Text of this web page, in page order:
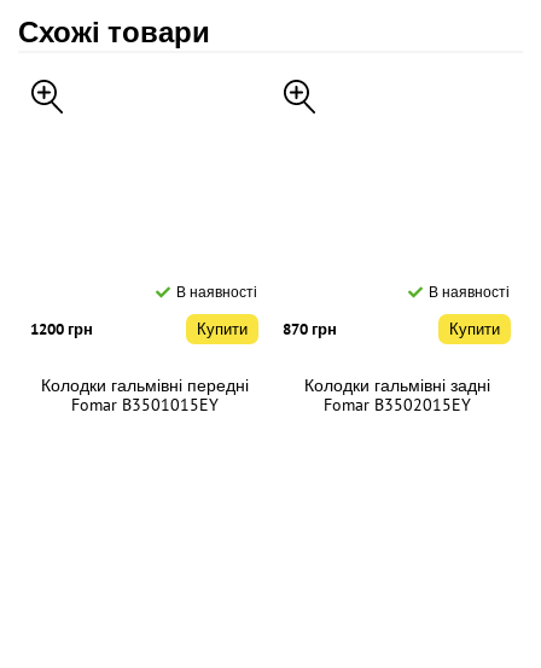
Схожі товари
В наявності
1200 грн Купити
Колодки гальмівні передні
Fomar B3501015EY
В наявності
870 грн Купити
Колодки гальмівні задні
Fomar B3502015EY